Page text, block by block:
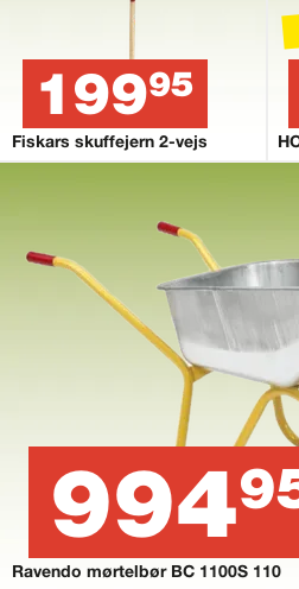
19995
Fiskars skuffejern 2-vejs
994
Ravendo mørtelbør BC 1100S 110